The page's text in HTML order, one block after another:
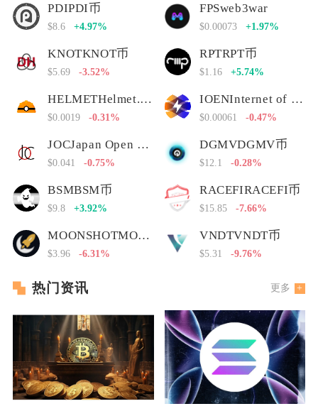
PDIPDI币
$8.6 +4.97%
FPSweb3war
$0.00073 +1.97%
KNOTKNOT币
$5.69 -3.52%
RPTRPT币
$1.16 +5.74%
HELMETHelmet.insure Governance Token
$0.0019 -0.31%
IOENInternet of Energy Network
$0.00061 -0.47%
JOCJapan Open Chain
$0.041 -0.75%
DGMVDGMV币
$12.1 -0.28%
BSMBSM币
$9.8 +3.92%
RACEFIRACEFI币
$15.85 -7.66%
MOONSHOTMOONSHOT币
$3.96 -6.31%
VNDTVNDT币
$5.31 -9.76%
热门资讯 更多